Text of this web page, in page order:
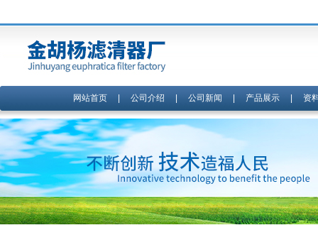
网站首页| 公司介绍 公司新闻 产品展示| 资